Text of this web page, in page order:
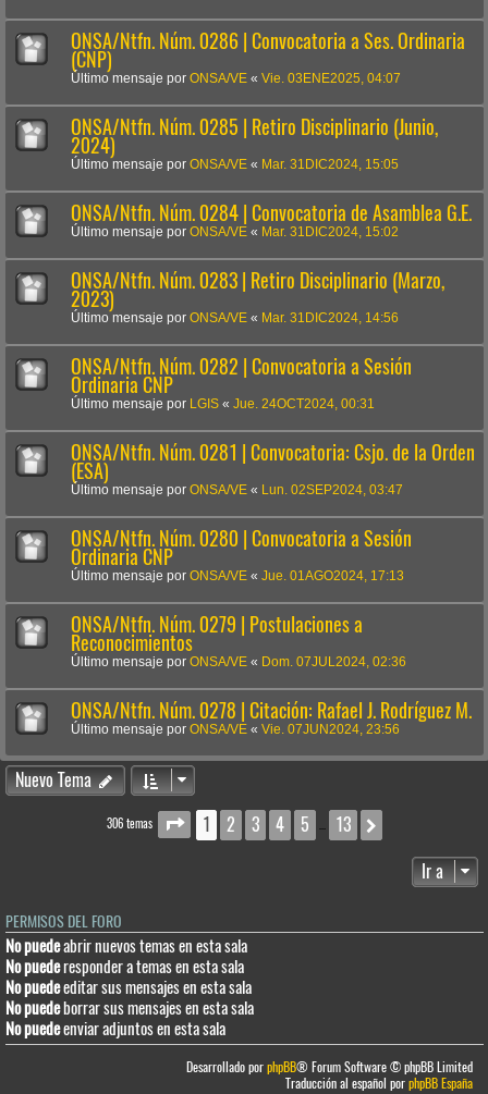
ONSA/Ntfn. Núm. 0286 | Convocatoria a Ses. Ordinaria
(CNP)
Último mensaje por ONSA/VE « Vie. 03ENE2025, 04:07
ONSA/Ntfn. Núm. 0285 | Retiro Disciplinario (Junio,
2024)
Último mensaje por ONSA/VE « Mar. 31DIC2024, 15:05
ONSA/Ntfn. Núm. 0284 | Convocatoria de Asamblea G.E.
Último mensaje por ONSA/VE « Mar. 31DIC2024, 15:02
ONSA/Ntfn. Núm. 0283 | Retiro Disciplinario (Marzo,
2023)
Último mensaje por ONSA/VE « Mar. 31DIC2024, 14:56
ONSA/Ntfn. Núm. 0282 | Convocatoria a Sesión
Ordinaria CNP
Último mensaje por LGIS « Jue. 24OCT2024, 00:31
ONSA/Ntfn. Núm. 0281 | Convocatoria: Csjo. de la Orden
(ESA)
Último mensaje por ONSA/VE « Lun. 02SEP2024, 03:47
ONSA/Ntfn. Núm. 0280 | Convocatoria a Sesión
Ordinaria CNP
Último mensaje por ONSA/VE « Jue. 01AGO2024, 17:13
ONSA/Ntfn. Núm. 0279 | Postulaciones a
Reconocimientos
Último mensaje por ONSA/VE « Dom. 07JUL2024, 02:36
ONSA/Ntfn. Núm. 0278 | Citación: Rafael J. Rodríguez M.
Último mensaje por ONSA/VE « Vie. 07JUN2024, 23:56
Nuevo Tema
306 temas Página1 de 13
1 2 3 4 5 … 13
Ir a
PERMISOS DEL FORO
No puedeabrir nuevos temas en esta sala
No puederesponder a temas en esta sala
No puedeeditar sus mensajes en esta sala
No puedeborrar sus mensajes en esta sala
No puedeenviar adjuntos en esta sala
Desarrollado porphpBB® Forum Software © phpBB Limited
Traducción al español porphpBB España